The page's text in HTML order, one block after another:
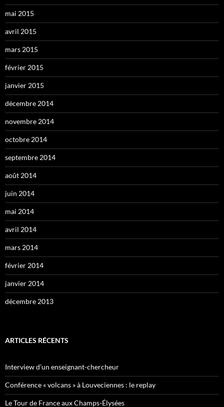
mai 2015
avril 2015
mars 2015
février 2015
janvier 2015
décembre 2014
novembre 2014
octobre 2014
septembre 2014
août 2014
juin 2014
mai 2014
avril 2014
mars 2014
février 2014
janvier 2014
décembre 2013
ARTICLES RÉCENTS
Interview d’un enseignant-chercheur
Conférence « volcans » à Louveciennes : le replay
Le Tour de France aux Champs-Élysées